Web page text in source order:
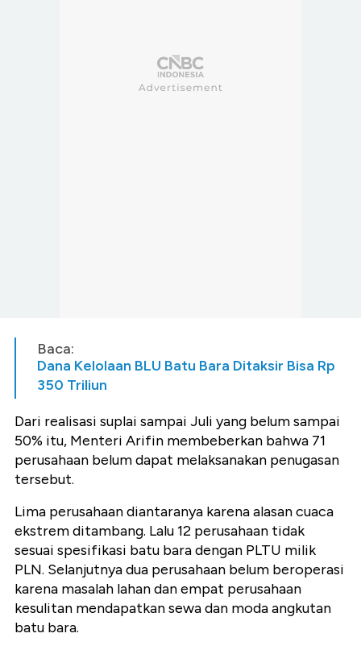
Baca:
Dana Kelolaan BLU Batu Bara Ditaksir Bisa Rp
350 Triliun
Dari realisasi suplai sampai Juli yang belum sampai
50% itu, Menteri Arifin membeberkan bahwa 71
perusahaan belum dapat melaksanakan penugasan
tersebut.
Lima perusahaan diantaranya karena alasan cuaca
ekstrem ditambang. Lalu 12 perusahaan tidak
sesuai spesifikasi batu bara dengan PLTU milik
PLN. Selanjutnya dua perusahaan belum beroperasi
karena masalah lahan dan empat perusahaan
kesulitan mendapatkan sewa dan moda angkutan
batu bara.